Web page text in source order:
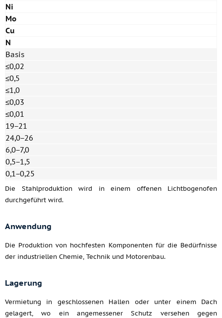
Ni
Mo
Cu
N
Basis
≤0,02
≤0,5
≤1,0
≤0,03
≤0,01
19−21
24,0−26
6,0−7,0
0,5−1,5
0,1−0,25
Die Stahlproduktion wird in einem offenen Lichtbogenofen
durchgeführt wird.
Anwendung
Die Produktion von hochfesten Komponenten für die Bedürfnisse
der industriellen Chemie, Technik und Motorenbau.
Lagerung
Vermietung in geschlossenen Hallen oder unter einem Dach
gelagert, wo ein angemessener Schutz versehen gegen